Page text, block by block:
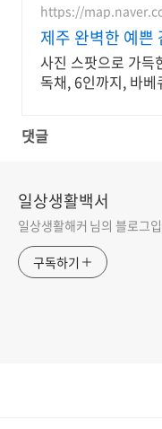
https://
73
제주 완벽한 예쁜
문을 여는 순간
사진 스팟으로 가득
독채, 6인까지, 바
호텔급 시설 인테리어
댓글
일상생활백서
일상생활해커 님의 블로그
구독하기